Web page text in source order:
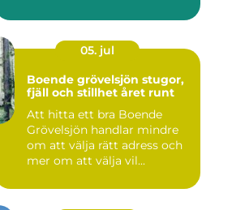
05. jul
Boende grövelsjön stugor,
fjäll och stillhet året runt
Att hitta ett bra Boende
Grövelsjön handlar mindre
om att välja rätt adress och
mer om att välja vil...